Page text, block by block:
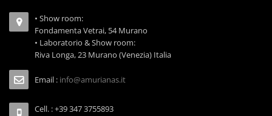
• Show room:
Fondamenta Vetrai, 54 Murano
• Laboratorio & Show room:
Riva Longa, 23 Murano (Venezia) Italia
Email : info@amurianas.it
Cell. : +39 347 3755893